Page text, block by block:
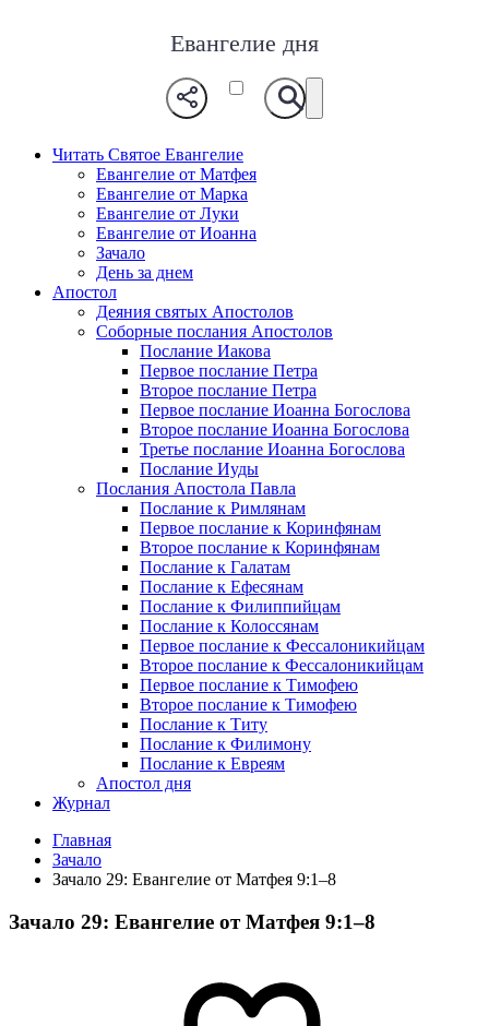
Евангелие дня
Читать Святое Евангелие
Евангелие от Матфея
Евангелие от Марка
Евангелие от Луки
Евангелие от Иоанна
Зачало
День за днем
Апостол
Деяния святых Апостолов
Соборные послания Апостолов
Послание Иакова
Первое послание Петра
Второе послание Петра
Первое послание Иоанна Богослова
Второе послание Иоанна Богослова
Третье послание Иоанна Богослова
Послание Иуды
Послания Апостола Павла
Послание к Римлянам
Первое послание к Коринфянам
Второе послание к Коринфянам
Послание к Галатам
Послание к Ефесянам
Послание к Филиппийцам
Послание к Колоссянам
Первое послание к Фессалоникийцам
Второе послание к Фессалоникийцам
Первое послание к Тимофею
Второе послание к Тимофею
Послание к Титу
Послание к Филимону
Послание к Евреям
Апостол дня
Журнал
Главная
Зачало
Зачало 29: Евангелие от Матфея 9:1–8
Зачало 29: Евангелие от Матфея 9:1–8